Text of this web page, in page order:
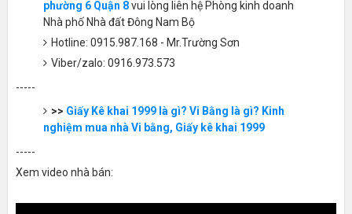
phường 6 Quận 8vui lòng liên hệ Phòng kinh doanh
Nhà phố Nhà đất Đông Nam Bộ
Hotline: 0915.987.168 - Mr.Trường Sơn
Viber/zalo: 0916.973.573
-----
>> Giấy Kê khai 1999 là gì? Vi Bằng là gì? Kinh
nghiệm mua nhà Vi bằng, Giấy kê khai 1999
-----
Xem video nhà bán: